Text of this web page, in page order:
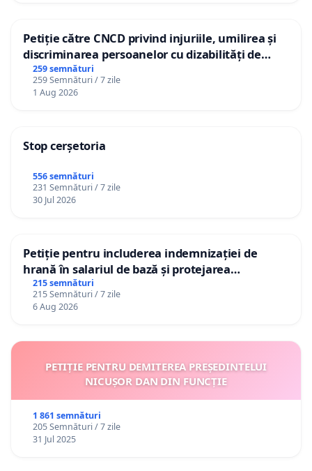
Petiție către CNCD privind injuriile, umilirea și
discriminarea persoanelor cu dizabilități de
către utilizatorul TikTok „Gorici”
259 semnături
259 Semnături / 7 zile
1 Aug 2026
Stop cerșetoria
556 semnături
231 Semnături / 7 zile
30 Jul 2026
Petiție pentru includerea indemnizației de
hrană în salariul de bază și protejarea
gradațiilor de vechime pentru asistenții
personali
215 semnături
215 Semnături / 7 zile
6 Aug 2026
PETIȚIE PENTRU DEMITEREA PREȘEDINTELUI
NICUȘOR DAN DIN FUNCȚIE
1 861 semnături
205 Semnături / 7 zile
31 Jul 2025